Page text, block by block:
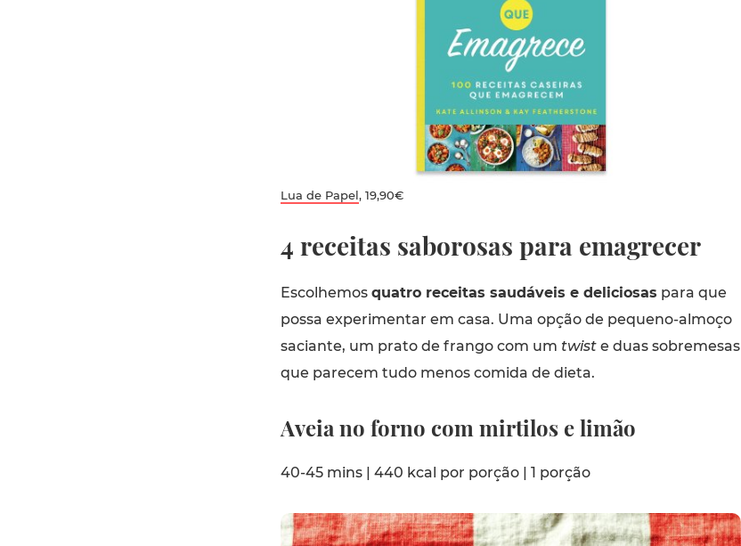
Lua de Papel, 19,90€
4 receitas saborosas para emagrecer
Escolhemos quatro receitas saudáveis e deliciosas para que
possa experimentar em casa. Uma opção de pequeno-almoço
saciante, um prato de frango com um twiste duas sobremesas
que parecem tudo menos comida de dieta.
Aveia no forno com mirtilos e limão
40-45 mins | 440 kcal por porção | 1 porção